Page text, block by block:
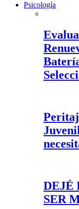
Psicología
DEJÉ
SER